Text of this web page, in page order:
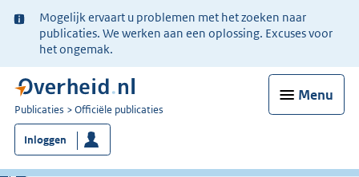
Ter
informatie:
Mogelijk ervaart u problemen met het zoeken naar
publicaties. We werken aan een oplossing. Excuses voor
het ongemak.
Menu
U
bent
nu
hier:
Publicaties Officiële publicaties
Inloggen